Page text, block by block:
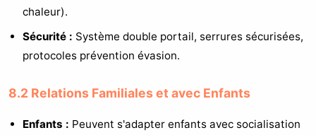
chaleur).
Sécurité : Système double portail, serrures sécurisées,
protocoles prévention évasion.
8.2 Relations Familiales et avec Enfants
Enfants : Peuvent s'adapter enfants avec socialisation